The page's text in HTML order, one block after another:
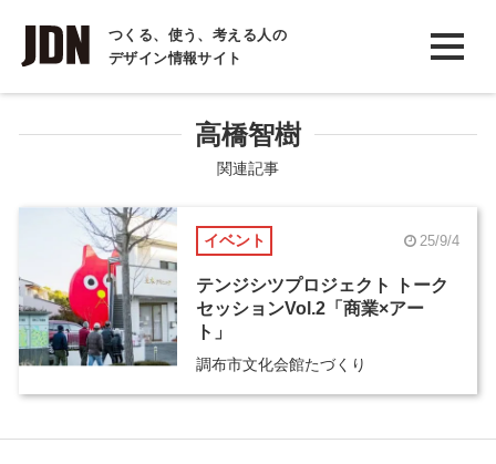
つくる、使う、考える人の
デザイン情報サイト
INTERVIEW
インタビュー
COLUMN
コラム
高橋智樹
関連記事
イベント 25/9/4
テンジシツプロジェクト トーク
セッションVol.2「商業×アー
ト」
調布市文化会館たづくり